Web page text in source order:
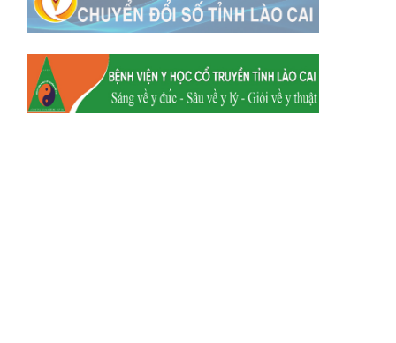
Xã Mường
Hum
Xã Dền Sáng
Xã Y Tý
Xã A Mú Sung
Xã Trịnh Tường
Xã Nậm Chày